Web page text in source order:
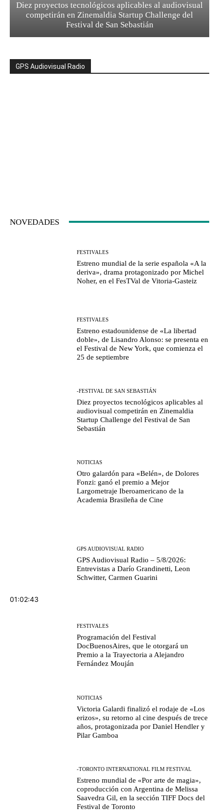
Diez proyectos tecnológicos aplicables al audiovisual
competirán en Zinemaldia Startup Challenge del
Festival de San Sebastián
GPS Audiovisual Radio
NOVEDADES
FESTIVALES
Estreno mundial de la serie española «A la
deriva», drama protagonizado por Michel
Noher, en el FesTVal de Vitoria-Gasteiz
FESTIVALES
Estreno estadounidense de «La libertad
doble», de Lisandro Alonso: se presenta en
el Festival de New York, que comienza el
25 de septiembre
-FESTIVAL DE SAN SEBASTIÁN
Diez proyectos tecnológicos aplicables al
audiovisual competirán en Zinemaldia
Startup Challenge del Festival de San
Sebastián
NOTICIAS
Otro galardón para «Belén», de Dolores
Fonzi: ganó el premio a Mejor
Largometraje Iberoamericano de la
Academia Brasileña de Cine
01:02:43
GPS AUDIOVISUAL RADIO
GPS Audiovisual Radio – 5/8/2026:
Entrevistas a Darío Grandinetti, Leon
Schwitter, Carmen Guarini
FESTIVALES
Programación del Festival
DocBuenosAires, que le otorgará un
Premio a la Trayectoria a Alejandro
Fernández Mouján
NOTICIAS
Victoria Galardi finalizó el rodaje de «Los
erizos», su retorno al cine después de trece
años, protagonizada por Daniel Hendler y
Pilar Gamboa
-TORONTO INTERNATIONAL FILM FESTIVAL
Estreno mundial de «Por arte de magia»,
coproducción con Argentina de Melissa
Saavedra Gil, en la sección TIFF Docs del
Festival de Toronto